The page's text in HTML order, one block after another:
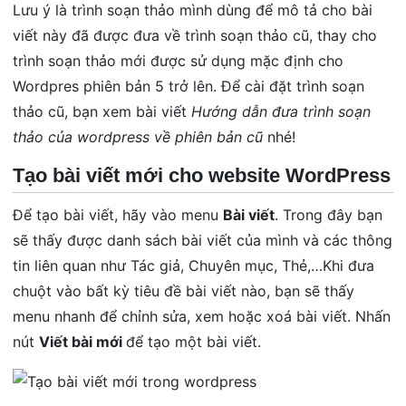
Lưu ý là trình soạn thảo mình dùng để mô tả cho bài
viết này đã được đưa về trình soạn thảo cũ, thay cho
trình soạn thảo mới được sử dụng mặc định cho
Wordpres phiên bản 5 trở lên. Để cài đặt trình soạn
thảo cũ, bạn xem bài viết Hướng dẫn đưa trình soạn
thảo của wordpress về phiên bản cũ nhé!
Tạo bài viết mới cho website WordPress
Để tạo bài viết, hãy vào menu Bài viết. Trong đây bạn
sẽ thấy được danh sách bài viết của mình và các thông
tin liên quan như Tác giả, Chuyên mục, Thẻ,…Khi đưa
chuột vào bất kỳ tiêu đề bài viết nào, bạn sẽ thấy
menu nhanh để chỉnh sửa, xem hoặc xoá bài viết. Nhấn
nút Viết bài mới để tạo một bài viết.